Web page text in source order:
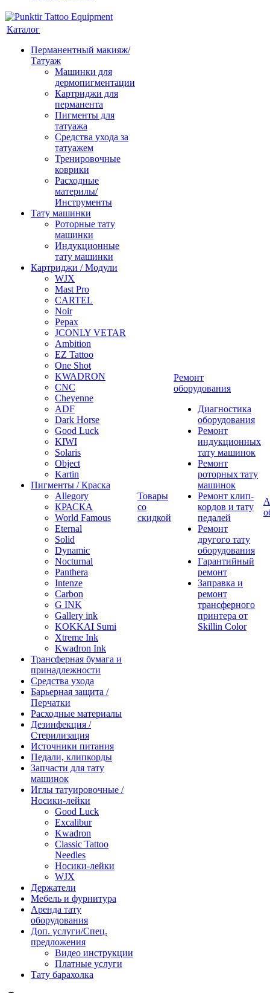
Каталог
Перманентный макияж/
Татуаж
Машинки для
дермопигментации
Картриджи для
перманента
Пигменты для
татуажа
Средства ухода за
татуажем
Тренировочные
коврики
Расходные
материлы/
Инструменты
Тату машинки
Роторные тату
машинки
Индукционные
тату машинки
Картриджи / Модули
WJX
Mast Pro
CARTEL
Noir
Pepax
JCONLY VETAR
Ambition
EZ Tattoo
One Shot
KWADRON
CNC
Cheyenne
ADF
Dark Horse
Good Luck
KIWI
Solaris
Object
Kartin
Пигменты / Краска
Allegory
КРАСКА
World Famous
Eternal
Solid
Dynamic
Nocturnal
Panthera
Intenze
Carbon
G INK
Gallery ink
KOKKAI Sumi
Xtreme Ink
Kwadron Ink
Трансферная бумага и
принадлежности
Средства ухода
Барьерная защита /
Перчатки
Расходные материалы
Дезинфекция /
Стерилизация
Источники питания
Педали, клипкорды
Запчасти для тату
машинок
Иглы татуировочные /
Носики-лейки
Good Luck
Excalibur
Kwadron
Classic Tattoo
Needles
Носики-лейки
WJX
Держатели
Мебель и фурнитура
Аренда тату
оборудования
Доп. услуги/Спец.
предложения
Видео инструкции
Платные услуги
Тату барахолка
Товары
со
скидкой
Ремонт
оборудования
Диагностика
оборудования
Ремонт
индукционных
тату машинок
Ремонт
роторных тату
машинок
Ремонт клип-
кордов и тату
педалей
Ремонт
другого тату
оборудования
Гарантийный
ремонт
Заправка и
ремонт
трансферного
принтера от
Skillin Color